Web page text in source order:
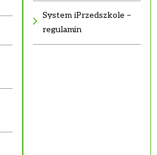
System iPrzedszkole –
regulamin